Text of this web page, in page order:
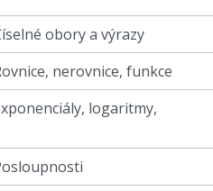
obory a výrazy
nerovnice, funkce
logaritmy,